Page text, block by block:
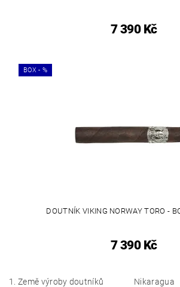
7 390 Kč
BOX - %
DOUTNÍK VIKING NORWAY TORO -
7 390 Kč
1. Země výroby doutníků
Nikaragua